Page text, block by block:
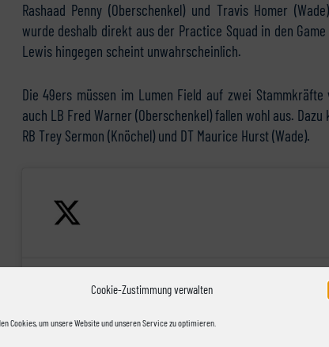
Cookie-Zustimmung verwalten
Cookies, um unsere Website und unseren Service zu optimieren.
Rashaad Penny (Oberschenkel) und Travis Homer
wurde deshalb direkt aus der Practice Squad in den
Lewis hingegen scheint unwahrscheinlich.
Die 49ers müssen im Lumen Field auf zwei Stammkräfte
auch LB Fred Warner (Oberschenkel) fallen wohl aus.
RB Trey Sermon (Knöchel) und DT Maurice Hurst (Wade).
#Seahawks-49ers injury
report with practice participation
SF's